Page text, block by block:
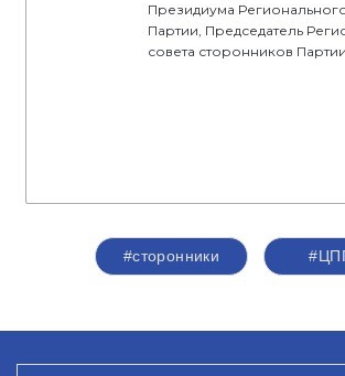
Президиума
Партии, Председатель
совета сторонников Партии
#сторонники